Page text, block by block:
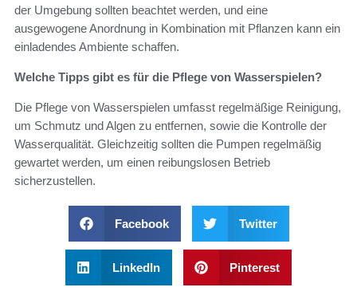
der Umgebung sollten beachtet werden, und eine
ausgewogene Anordnung in Kombination mit Pflanzen kann ein
einladendes Ambiente schaffen.
Welche Tipps gibt es für die Pflege von Wasserspielen?
Die Pflege von Wasserspielen umfasst regelmäßige Reinigung,
um Schmutz und Algen zu entfernen, sowie die Kontrolle der
Wasserqualität. Gleichzeitig sollten die Pumpen regelmäßig
gewartet werden, um einen reibungslosen Betrieb
sicherzustellen.
Facebook Twitter
LinkedIn Pinterest